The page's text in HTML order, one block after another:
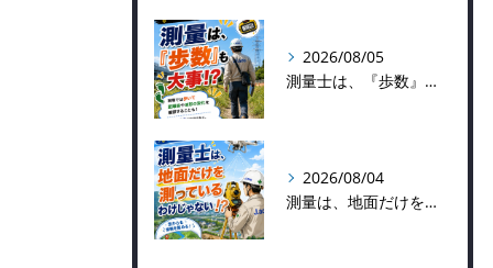
2026/08/05
測量士は、『歩数』も大事！？
2026/08/04
測量は、地面だけを測っているわけじゃない！？👷📡